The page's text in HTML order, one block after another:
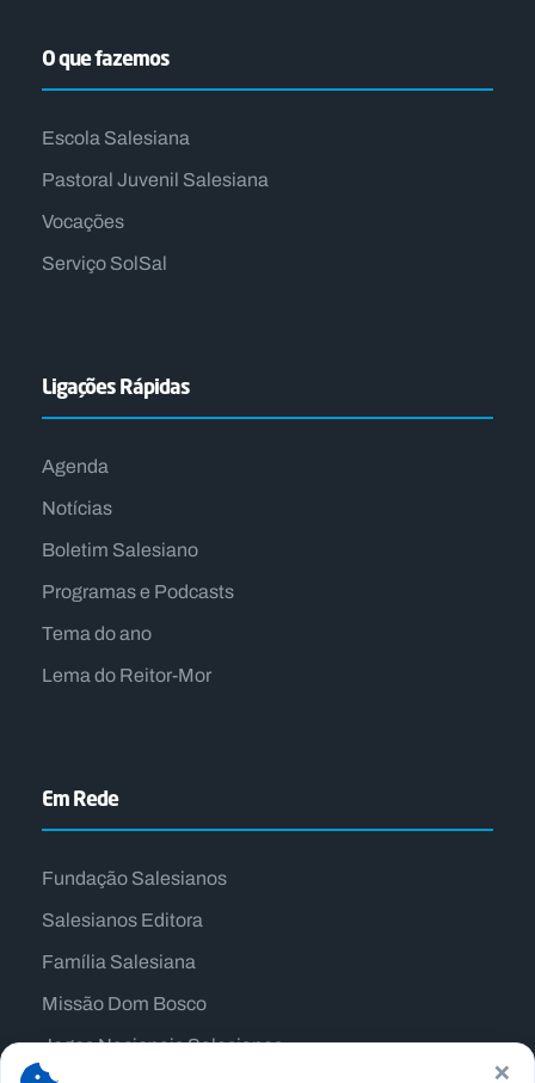
O que fazemos
Escola Salesiana
Pastoral Juvenil Salesiana
Vocações
Serviço SolSal
Ligações Rápidas
Agenda
Notícias
Boletim Salesiano
Programas e Podcasts
Tema do ano
Lema do Reitor-Mor
Em Rede
Fundação Salesianos
Salesianos Editora
Família Salesiana
Missão Dom Bosco
Jogos Nacionais Salesianos
×